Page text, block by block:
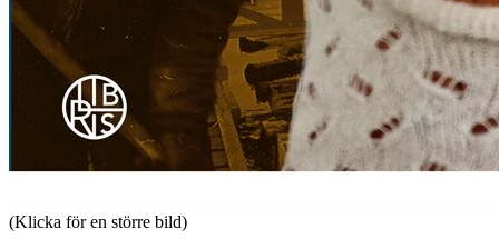
(Klicka för en större bild)